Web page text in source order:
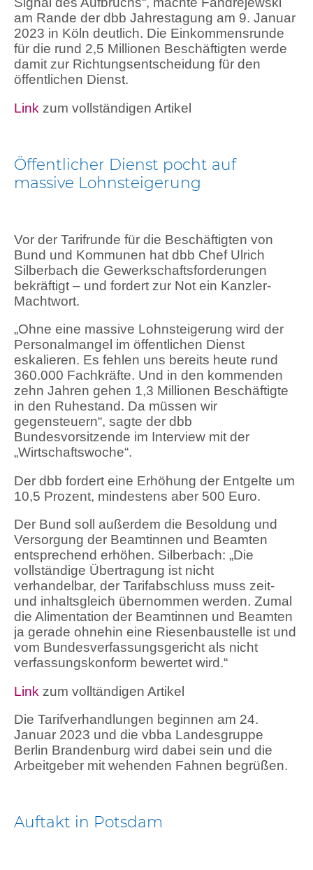
am Rande der dbb Jahrestagung am 9. Januar
2023 in Köln deutlich. Die Einkommensrunde
für die rund 2,5 Millionen Beschäftigten werde
damit zur Richtungsentscheidung für den
öffentlichen Dienst.
Link zum vollständigen Artikel
Öffentlicher Dienst pocht auf
massive Lohnsteigerung
Vor der Tarifrunde für die Beschäftigten von
Bund und Kommunen hat dbb Chef Ulrich
Silberbach die Gewerkschaftsforderungen
bekräftigt – und fordert zur Not ein Kanzler-
Machtwort.
„Ohne eine massive Lohnsteigerung wird der
Personalmangel im öffentlichen Dienst
eskalieren. Es fehlen uns bereits heute rund
360.000 Fachkräfte. Und in den kommenden
zehn Jahren gehen 1,3 Millionen Beschäftigte
in den Ruhestand. Da müssen wir
gegensteuern“, sagte der dbb
Bundesvorsitzende im Interview mit der
„Wirtschaftswoche“.
Der dbb fordert eine Erhöhung der Entgelte um
10,5 Prozent, mindestens aber 500 Euro.
Der Bund soll außerdem die Besoldung und
Versorgung der Beamtinnen und Beamten
entsprechend erhöhen. Silberbach: „Die
vollständige Übertragung ist nicht
verhandelbar, der Tarifabschluss muss zeit-
und inhaltsgleich übernommen werden. Zumal
die Alimentation der Beamtinnen und Beamten
ja gerade ohnehin eine Riesenbaustelle ist und
vom Bundesverfassungsgericht als nicht
verfassungskonform bewertet wird.“
Link zum volltändigen Artikel
Die Tarifverhandlungen beginnen am 24.
Januar 2023 und die vbba Landesgruppe
Berlin Brandenburg wird dabei sein und die
Arbeitgeber mit wehenden Fahnen begrüßen.
Auftakt in Potsdam